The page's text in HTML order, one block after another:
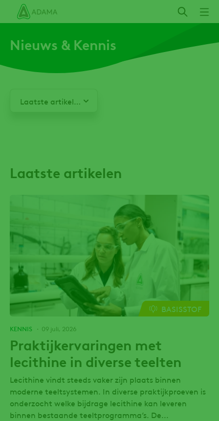
Overslaan
inhoud
gaan
Nieuws & Kennis
Laatste artikelen
Laatste artikelen
BASISSTOF
KENNIS 09 juli, 2026
Praktijkervaringen met
lecithine in diverse teelten
Lecithine vindt steeds vaker zijn plaats binnen
moderne teeltsystemen. In diverse praktijkproeven is
onderzocht welke bijdrage lecithine kan leveren
binnen bestaande teeltprogramma’s. De...